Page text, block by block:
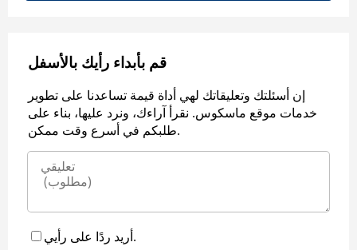
قم بأبداء رأيك بالأسفل
إن أسئلتك وتعليقاتك لهي أداة قيمة تساعدنا على تطوير
خدمات موقع ماسكوس. نقرأ آراءك، ونرد عليها، بناء على
طلبكم في أسرع وقت ممكن.
أريد ردًا على رأيي.